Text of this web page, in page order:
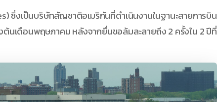
ซึ่งเป็นบริษัทสัญชาติอเมริกันที่ดำเนินงานในฐานะสายการบิน
ต้นเดือนพฤษภาคม หลังจากยื่นขอล้มละลายถึง 2 ครั้งใน 2 ปีที่